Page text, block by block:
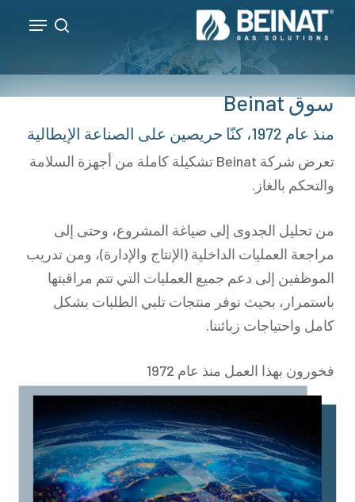
search
Menu
سوق Beinat
منذ عام 1972، كنّا حريصين على الصناعة الإيطالية
تعرض شركة Beinat تشكيلة كاملة من أجهزة السلامة
والتحكم بالغاز.
من تحليل الجدوى إلى صياغة المشروع، وحتى إلى
مراجعة العمليات الداخلية (الإنتاج والإدارة)، ومن تدريب
الموظفين إلى دعم جميع العمليات التي تتم مراقبتها
باستمرار، بحيث نوفر منتجات تلبي الطلبات بشكل
كامل واحتياجات زبائننا.
فخورون بهذا العمل منذ عام 1972
Menu